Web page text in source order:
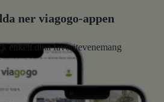
ner viagogo-appen
enkelt dina favoritevenemang